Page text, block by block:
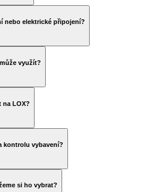
nebo elektrické připojení?
využít?
na LOX?
kontrolu vybavení?
si ho vybrat?